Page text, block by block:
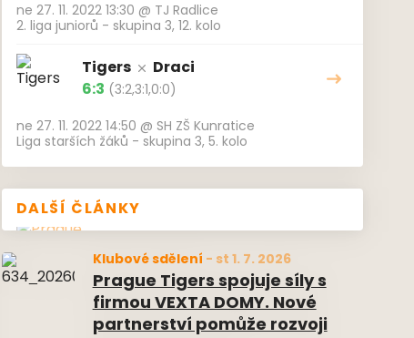
ne 27. 11. 2022 13:30 @ TJ Radlice
2. liga juniorů - skupina 3, 12. kolo
Tigers
Draci
6:3 (3:2,3:1,0:0)
ne 27. 11. 2022 14:50 @ SH ZŠ Kunratice
Liga starších žáků - skupina 3, 5. kolo
DALŠÍ ČLÁNKY
Klubové sdělení - st 1. 7. 2026
Prague Tigers spojuje síly s
firmou VEXTA DOMY. Nové
partnerství pomůže rozvoji